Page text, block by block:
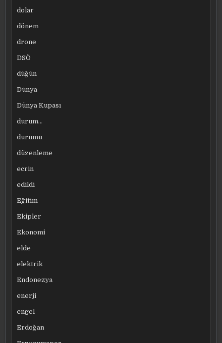
dolar
dönem
drone
DSÖ
düğün
Dünya
Dünya Kupası
durum…
durumu
düzenleme
ecrin
edildi
Eğitim
Ekipler
Ekonomi
elde
elektrik
Endonezya
enerji
engel
Erdoğan